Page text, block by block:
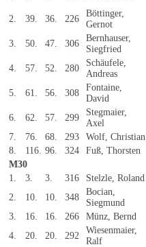
2. 39. 36. 226
Böttinger,
Gernot
3. 50. 47. 306
Bernhauser,
Siegfried
4. 57. 52. 280
Schäufele,
Andreas
5. 61. 56. 308
Fontaine,
David
6. 62. 57. 299
Stegmaier,
Axel
7.
76. 68. 293 Wolf, Christian
8.
116. 96. 324 Fuß, Thorsten
M30
1.
3. 3. 316 Stelzle, Roland
2.
10. 10. 348
Bocian,
Siegmund
3.
16. 16. 266 Münz, Bernd
4.
20. 20. 292
Wiesenmaier,
Ralf